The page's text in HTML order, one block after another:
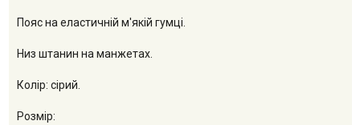
Пояс на еластичній м'якій гумці.
Низ штанин на манжетах.
Колір: сірий.
Розмір: